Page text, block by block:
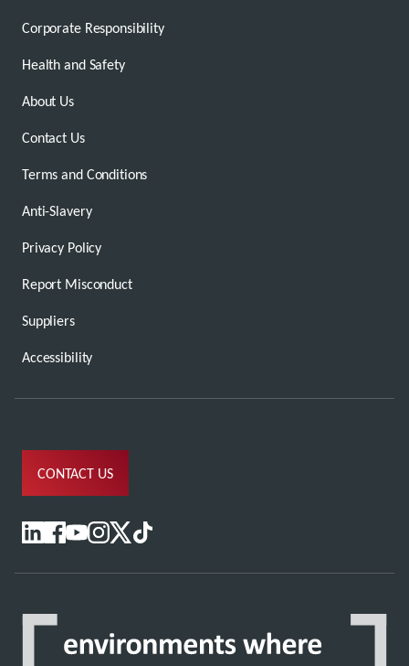
Corporate Responsibility
Health and Safety
About Us
Contact Us
Terms and Conditions
Anti-Slavery
Privacy Policy
Report Misconduct
Suppliers
Accessibility
CONTACT US